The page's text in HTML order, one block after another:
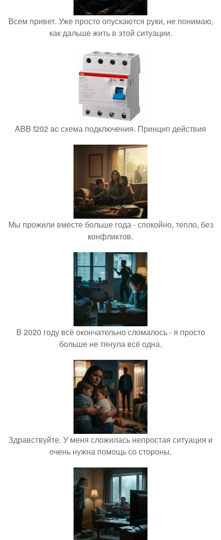
Всем привет. Уже просто опускаются руки, не понимаю,
как дальше жить в этой ситуации.
ABB f202 ac схема подключения. Принцип действия
Мы прожили вместе больше года - спокойно, тепло, без
конфликтов.
В 2020 году всё окончательно сломалось - я просто
больше не тянула всё одна.
Здравствуйте. У меня сложилась непростая ситуация и
очень нужна помощь со стороны.